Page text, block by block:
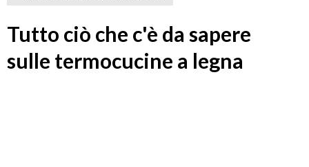
Tutto ciò che c'è da sapere
sulle termocucine a legna